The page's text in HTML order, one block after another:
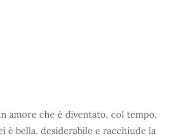
amore che è diventato, col tempo,
è bella, desiderabile e racchiude la